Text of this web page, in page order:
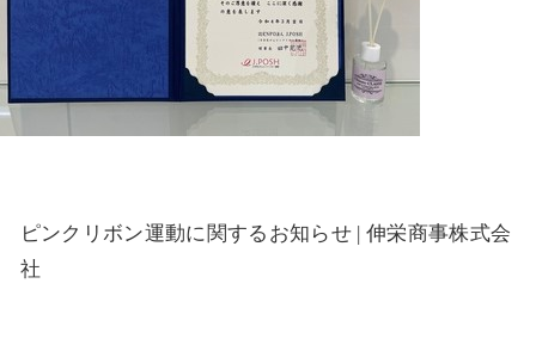
ピンクリボン運動に関するお知らせ | 伸栄商事株式会
社